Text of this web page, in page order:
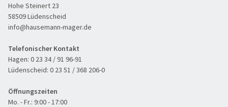
Hohe Steinert 23
58509 Lüdenscheid
info@hausemann-mager.de
Telefonischer Kontakt
Hagen: 0 23 34 / 91 96-91
Lüdenscheid: 0 23 51 / 368 206-0
Öffnungszeiten
Mo. - Fr.: 9:00 - 17:00